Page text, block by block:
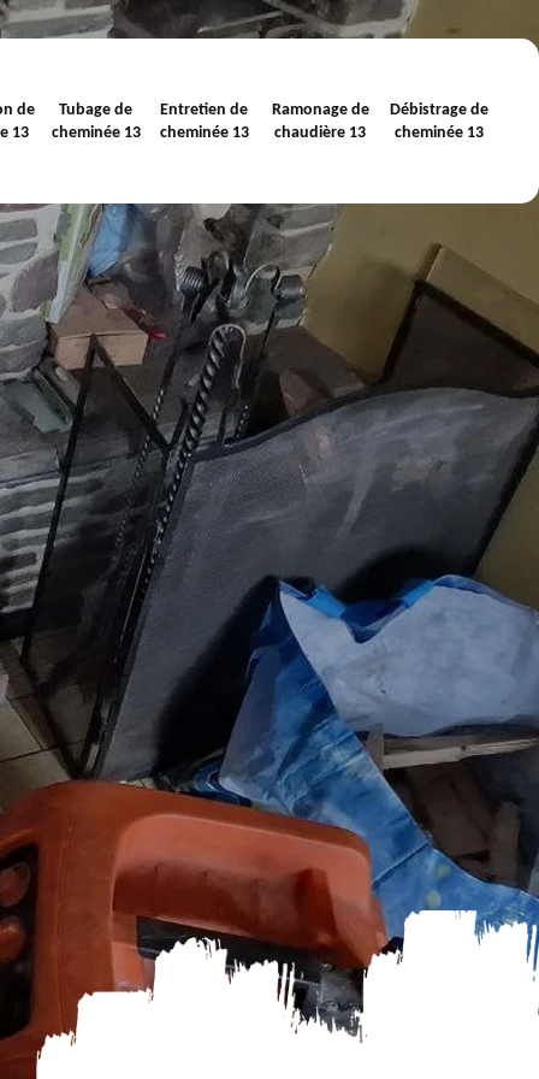
de
13
Tubage de
cheminée 13
Entretien de
cheminée 13
Ramonage de
chaudière 13
Débistrage de
cheminée 13